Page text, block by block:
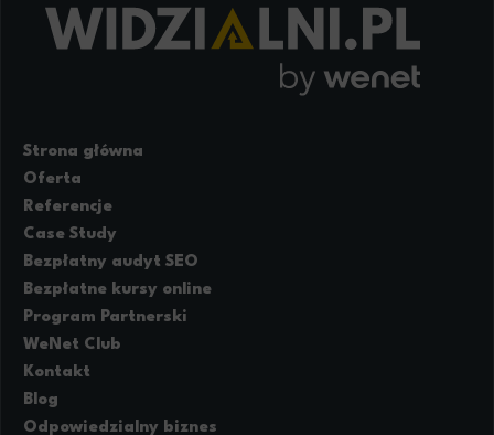
Strona główna
Oferta
Referencje
Case Study
Bezpłatny audyt SEO
Bezpłatne kursy online
Program Partnerski
WeNet Club
Kontakt
Blog
Odpowiedzialny biznes